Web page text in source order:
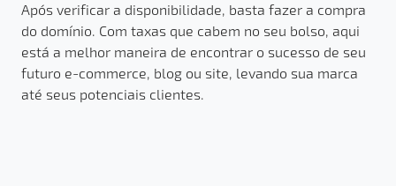
Após verificar a disponibilidade, basta fazer a compra
do domínio. Com taxas que cabem no seu bolso, aqui
está a melhor maneira de encontrar o sucesso de seu
futuro e-commerce, blog ou site, levando sua marca
até seus potenciais clientes.